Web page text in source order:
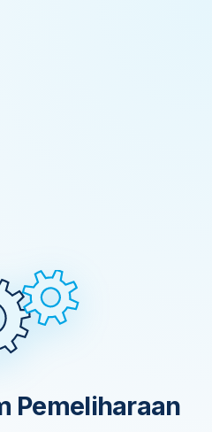
Pemeliharaan